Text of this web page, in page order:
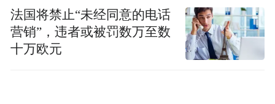
法国将禁止“未经同意的电话
营销”，违者或被罚数万至数
十万欧元